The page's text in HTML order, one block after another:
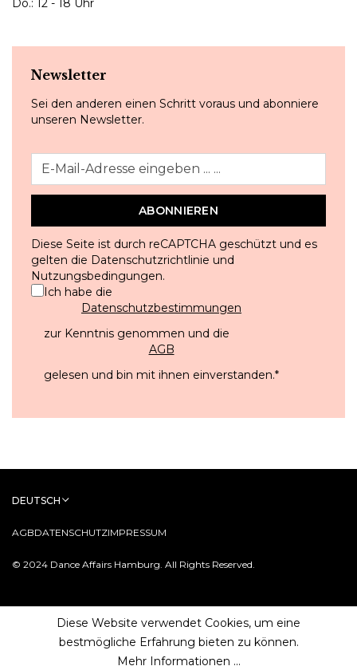
Do.: 12 - 18 Uhr
Newsletter
Sei den anderen einen Schritt voraus und abonniere
unseren Newsletter.
ABONNIEREN
Diese Seite ist durch reCAPTCHA geschützt und es
gelten die Datenschutzrichtlinie und
Nutzungsbedingungen.
Ich habe die
Datenschutzbestimmungen
zur Kenntnis genommen und die
AGB
gelesen und bin mit ihnen einverstanden.*
© 2024 Dance Affairs Hamburg. All Rights Reserved.
AGBDATENSCHUTZIMPRESSUM
DEUTSCH
Diese Website verwendet Cookies, um eine
bestmögliche Erfahrung bieten zu können.
Mehr Informationen ...